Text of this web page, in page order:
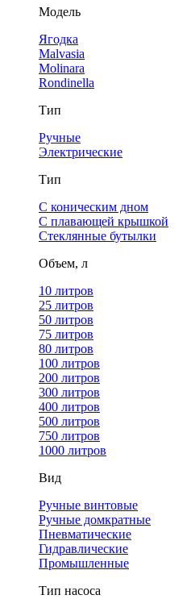
Модель
Ягодка
Malvasia
Molinara
Rondinella
Тип
Ручные
Электрические
Тип
С коническим дном
С плавающей крышкой
Стеклянные бутылки
Объем, л
10 литров
25 литров
50 литров
75 литров
80 литров
100 литров
200 литров
300 литров
400 литров
500 литров
750 литров
1000 литров
Вид
Ручные винтовые
Ручные домкратные
Пневматические
Гидравлические
Промышленные
Тип насоса